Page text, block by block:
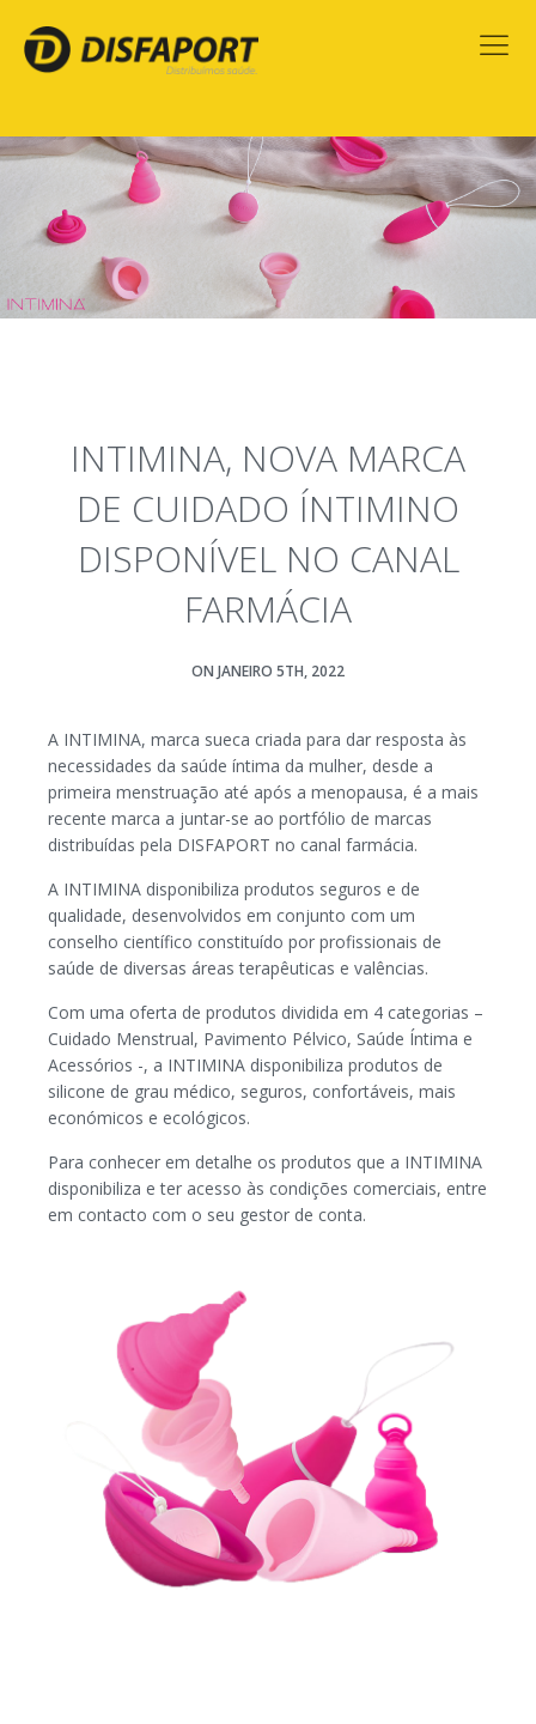
INTIMINA, NOVA MARCA
DE CUIDADO ÍNTIMINO
DISPONÍVEL NO CANAL
FARMÁCIA
ON JANEIRO 5TH, 2022
A INTIMINA, marca sueca criada para dar resposta às
necessidades da saúde íntima da mulher, desde a
primeira menstruação até após a menopausa, é a mais
recente marca a juntar-se ao portfólio de marcas
distribuídas pela DISFAPORT no canal farmácia.
A INTIMINA disponibiliza produtos seguros e de
qualidade, desenvolvidos em conjunto com um
conselho científico constituído por profissionais de
saúde de diversas áreas terapêuticas e valências.
Com uma oferta de produtos dividida em 4 categorias –
Cuidado Menstrual, Pavimento Pélvico, Saúde Íntima e
Acessórios -, a INTIMINA disponibiliza produtos de
silicone de grau médico, seguros, confortáveis, mais
económicos e ecológicos.
Para conhecer em detalhe os produtos que a INTIMINA
disponibiliza e ter acesso às condições comerciais, entre
em contacto com o seu gestor de conta.